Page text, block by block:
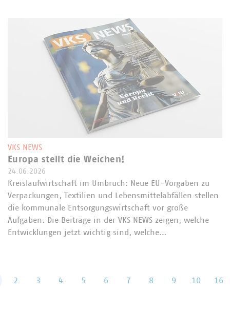
VKS NEWS
Europa stellt die Weichen!
24.06.2026
Kreislaufwirtschaft im Umbruch: Neue EU-Vorgaben zu
Verpackungen, Textilien und Lebensmittelabfällen stellen
die kommunale Entsorgungswirtschaft vor große
Aufgaben. Die Beiträge in der VKS NEWS zeigen, welche
Entwicklungen jetzt wichtig sind, welche…
2 3 4 5 6 7 8 9 10 16